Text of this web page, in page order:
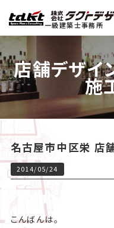
一級建築士事務所
店舗デザイ
施
名古屋市中区栄 店
2014/05/24
こんばんは。